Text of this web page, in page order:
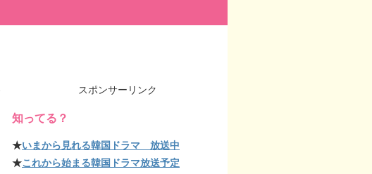
スポンサーリンク
知ってる？
★いまから見れる韓国ドラマ 放送中
★これから始まる韓国ドラマ放送予定